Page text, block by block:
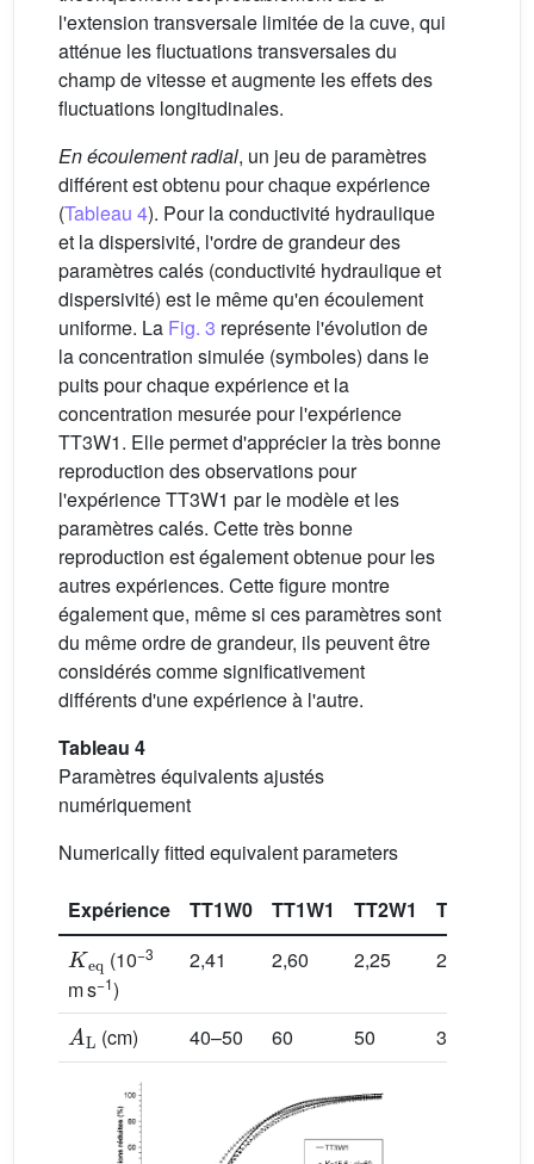
l'extension transversale limitée de la cuve, qui
atténue les fluctuations transversales du
champ de vitesse et augmente les effets des
fluctuations longitudinales.
En écoulement radial, un jeu de paramètres
différent est obtenu pour chaque expérience
(Tableau 4). Pour la conductivité hydraulique
et la dispersivité, l'ordre de grandeur des
paramètres calés (conductivité hydraulique et
dispersivité) est le même qu'en écoulement
uniforme. La Fig. 3 représente l'évolution de
la concentration simulée (symboles) dans le
puits pour chaque expérience et la
concentration mesurée pour l'expérience
TT3W1. Elle permet d'apprécier la très bonne
reproduction des observations pour
l'expérience TT3W1 par le modèle et les
paramètres calés. Cette très bonne
reproduction est également obtenue pour les
autres expériences. Cette figure montre
également que, même si ces paramètres sont
du même ordre de grandeur, ils peuvent être
considérés comme significativement
différents d'une expérience à l'autre.
Tableau 4
Paramètres équivalents ajustés
numériquement
Numerically fitted equivalent parameters
Expérience TT1W0 TT1W1 TT2W1 TT3W1
Keq
(10−3
m s−1)
2,41 2,60 2,25 2,50
AL
(cm) 40–50 60 50 30